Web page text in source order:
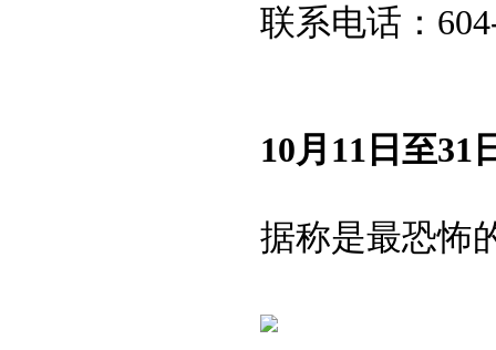
联系电话：604-
10月11日至31日
据称是最恐怖